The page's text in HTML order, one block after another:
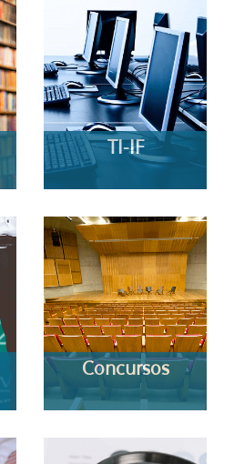
TI-IF
Concursos